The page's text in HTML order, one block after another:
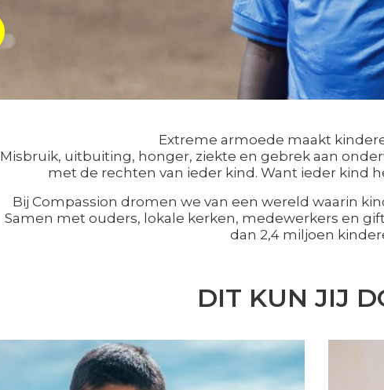
Extreme armoede maakt
Misbruik, uitbuiting, honger, ziekte en gebrek aan
met de rechten van ieder kind. Want ieder kind
Bij Compassion dromen we van een wereld waarin
Samen met ouders, lokale kerken, medewerkers en
dan 2,4 miljoen
DIT KUN JIJ